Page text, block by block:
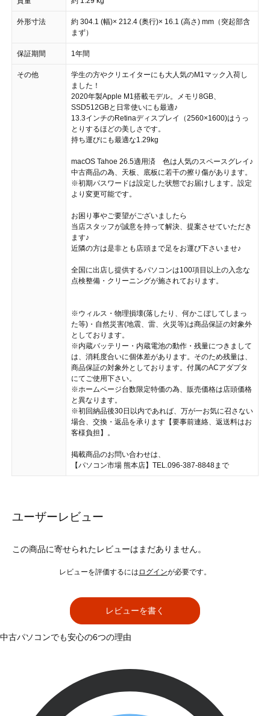
外形寸法
約 304.1 (幅)× 212.4 (奥行)× 16.1 (高さ) mm（突起部含
まず）
保証期間 1年間
その他
学生の方やクリエイターにも大人気のM1マック入荷し
ました！
2020年製Apple M1搭載モデル。メモリ8GB、
SSD512GBと日常使いにも最適♪
13.3インチのRetinaディスプレイ（2560×1600)はうっ
とりするほどの美しさです。
持ち運びにも最適な1.29kg
macOS Tahoe 26.5適用済 色は人気のスペースグレイ♪
中古商品の為、天板、底板に若干の擦り傷があります。
※初期パスワードは設定した状態でお届けします。設定
より変更可能です。
お困り事やご要望がございましたら
当店スタッフが誠意を持って解決、提案させていただき
ます♪
近隣の方は是非とも店頭まで足をお運び下さいませ♪
全国に出店し提供するパソコンは100項目以上の入念な
点検整備・クリーニングが施されております。
※ウィルス・物理損壊(落したり、何かこぼしてしまっ
た等)・自然災害(地震、雷、火災等)は商品保証の対象外
としております。
※内蔵バッテリー・内蔵電池の動作・残量につきまして
は、消耗度合いに個体差があります。そのため残量は、
商品保証の対象外としております。付属のACアダプタ
にてご使用下さい。
※ホームページ台数限定特価の為、販売価格は店頭価格
と異なります。
※初回納品後30日以内であれば、万が一お気に召さない
場合、交換・返品を承ります【要事前連絡、返送料はお
客様負担】。
掲載商品のお問い合わせは、
【パソコン市場 熊本店】TEL.096-387-8848まで
ユーザーレビュー
この商品に寄せられたレビューはまだありません。
レビューを評価するには ログインが必要です。
レビューを書く
中古パソコンでも安心の6つの理由